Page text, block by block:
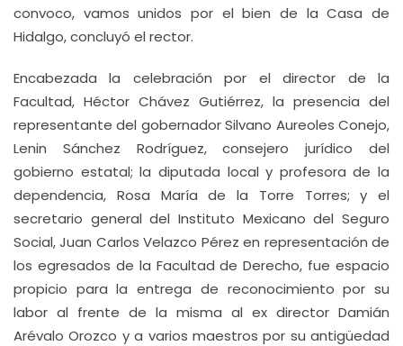
convoco, vamos unidos por el bien de la Casa de
Hidalgo, concluyó el rector.
Encabezada la celebración por el director de la
Facultad, Héctor Chávez Gutiérrez, la presencia del
representante del gobernador Silvano Aureoles Conejo,
Lenin Sánchez Rodríguez, consejero jurídico del
gobierno estatal; la diputada local y profesora de la
dependencia, Rosa María de la Torre Torres; y el
secretario general del Instituto Mexicano del Seguro
Social, Juan Carlos Velazco Pérez en representación de
los egresados de la Facultad de Derecho, fue espacio
propicio para la entrega de reconocimiento por su
labor al frente de la misma al ex director Damián
Arévalo Orozco y a varios maestros por su antigüedad